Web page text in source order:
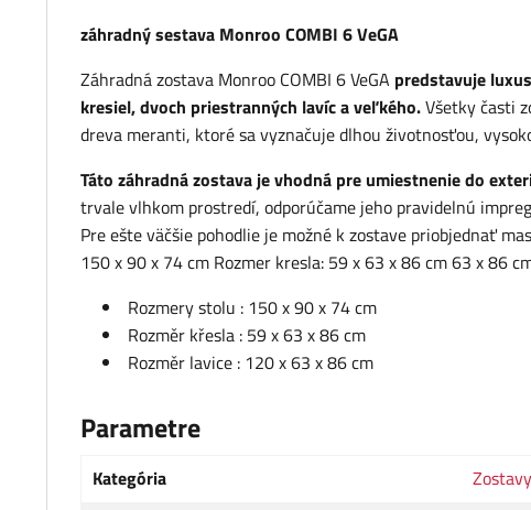
záhradný sestava Monroo COMBI 6 VeGA
Záhradná zostava Monroo COMBI 6 VeGA predstavuje
kresiel, dvoch priestranných lavíc a veľkého.Všetky časti
dreva meranti, ktoré sa vyznačuje dlhou životnosťou,
Táto záhradná zostava je vhodná pre umiestnenie do
trvale vlhkom prostredí, odporúčame jeho pravidelnú
Pre ešte väčšie pohodlie je možné k zostave priobjednať
150 x 90 x 74 cm Rozmer kresla: 59 x 63 x 86 cm 63 x 86
Rozmery stolu : 150 x 90 x 74 cm
Rozměr křesla : 59 x 63 x 86 cm
Rozměr lavice : 120 x 63 x 86 cm
Parametre
Kategória